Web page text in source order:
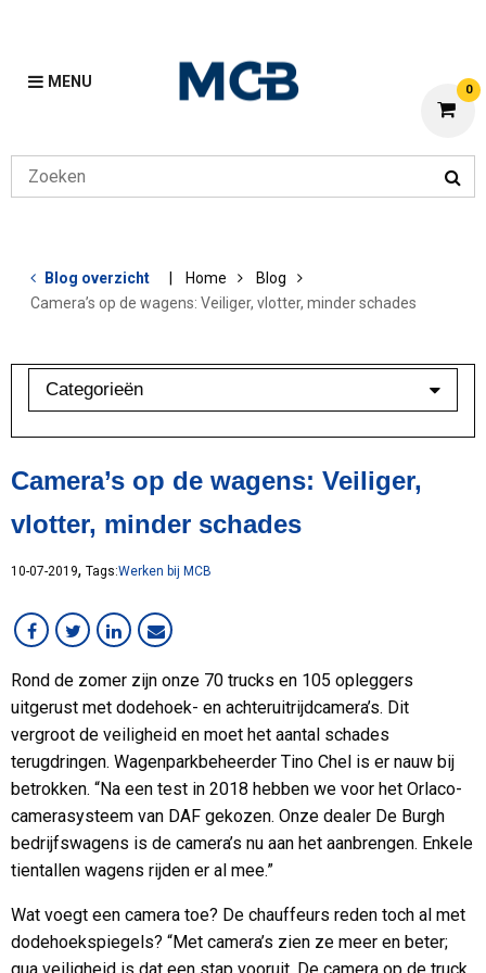
MENU 0
Blog overzicht Home
Blog
Camera’s op de wagens: Veiliger, vlotter, minder schades
Categorieën
Klant in beeld
MCB Campus
MVO
Overig
Services
Staal
VMI
Werken bij MCB
Camera’s op de wagens: Veiliger,
vlotter, minder schades
10-07-2019, Tags:Werken bij MCB
Rond de zomer zijn onze 70 trucks en 105 opleggers
uitgerust met dodehoek- en achteruitrijdcamera’s. Dit
vergroot de veiligheid en moet het aantal schades
terugdringen. Wagenparkbeheerder Tino Chel is er nauw bij
betrokken. “Na een test in 2018 hebben we voor het Orlaco-
camerasysteem van DAF gekozen. Onze dealer De Burgh
bedrijfswagens is de camera’s nu aan het aanbrengen. Enkele
tientallen wagens rijden er al mee.”
Wat voegt een camera toe? De chauffeurs reden toch al met
dodehoekspiegels? “Met camera’s zien ze meer en beter;